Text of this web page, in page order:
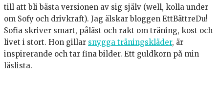
till att bli bästa versionen av sig själv (well, kolla under
om Sofy och drivkraft). Jag älskar bloggen EttBättreDu!
Sofia skriver smart, påläst och rakt om träning, kost och
livet i stort. Hon gillar snygga träningskläder, är
inspirerande och tar fina bilder. Ett guldkorn på min
läslista.